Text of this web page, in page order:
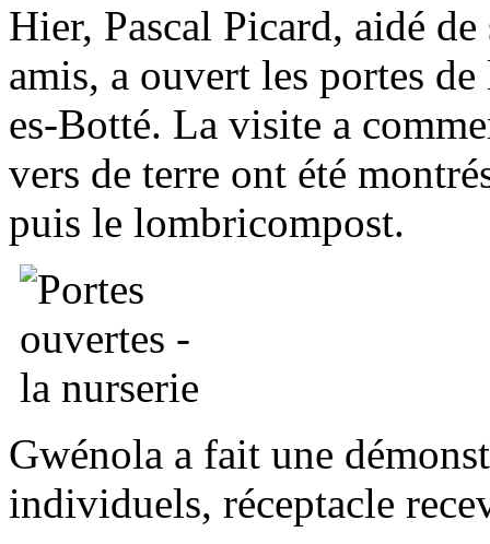
Hier, Pascal Picard, aidé
amis, a ouvert les portes
es-Botté. La visite a
vers de terre ont été
puis le lombricompost.
Gwénola a fait une
individuels, réceptacle